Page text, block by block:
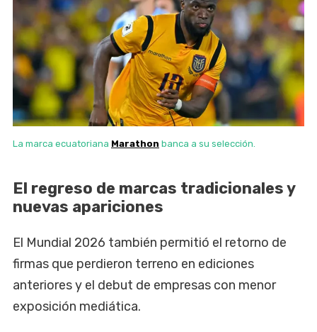
La marca ecuatoriana Marathon banca a su selección.
El regreso de marcas tradicionales y
nuevas apariciones
El Mundial 2026 también permitió el retorno de
firmas que perdieron terreno en ediciones
anteriores y el debut de empresas con menor
exposición mediática.